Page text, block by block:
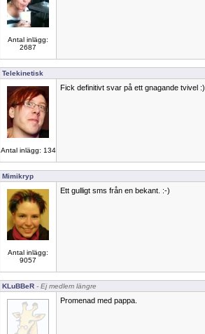
Antal inlägg:
2687
Telekinetisk
Antal inlägg: 134
Fick definitivt svar på ett gnagande tvivel :)
Mimikryp
Antal inlägg:
9057
Ett gulligt sms från en bekant. :-)
KLuBBeR - Ej medlem längre
Promenad med pappa.